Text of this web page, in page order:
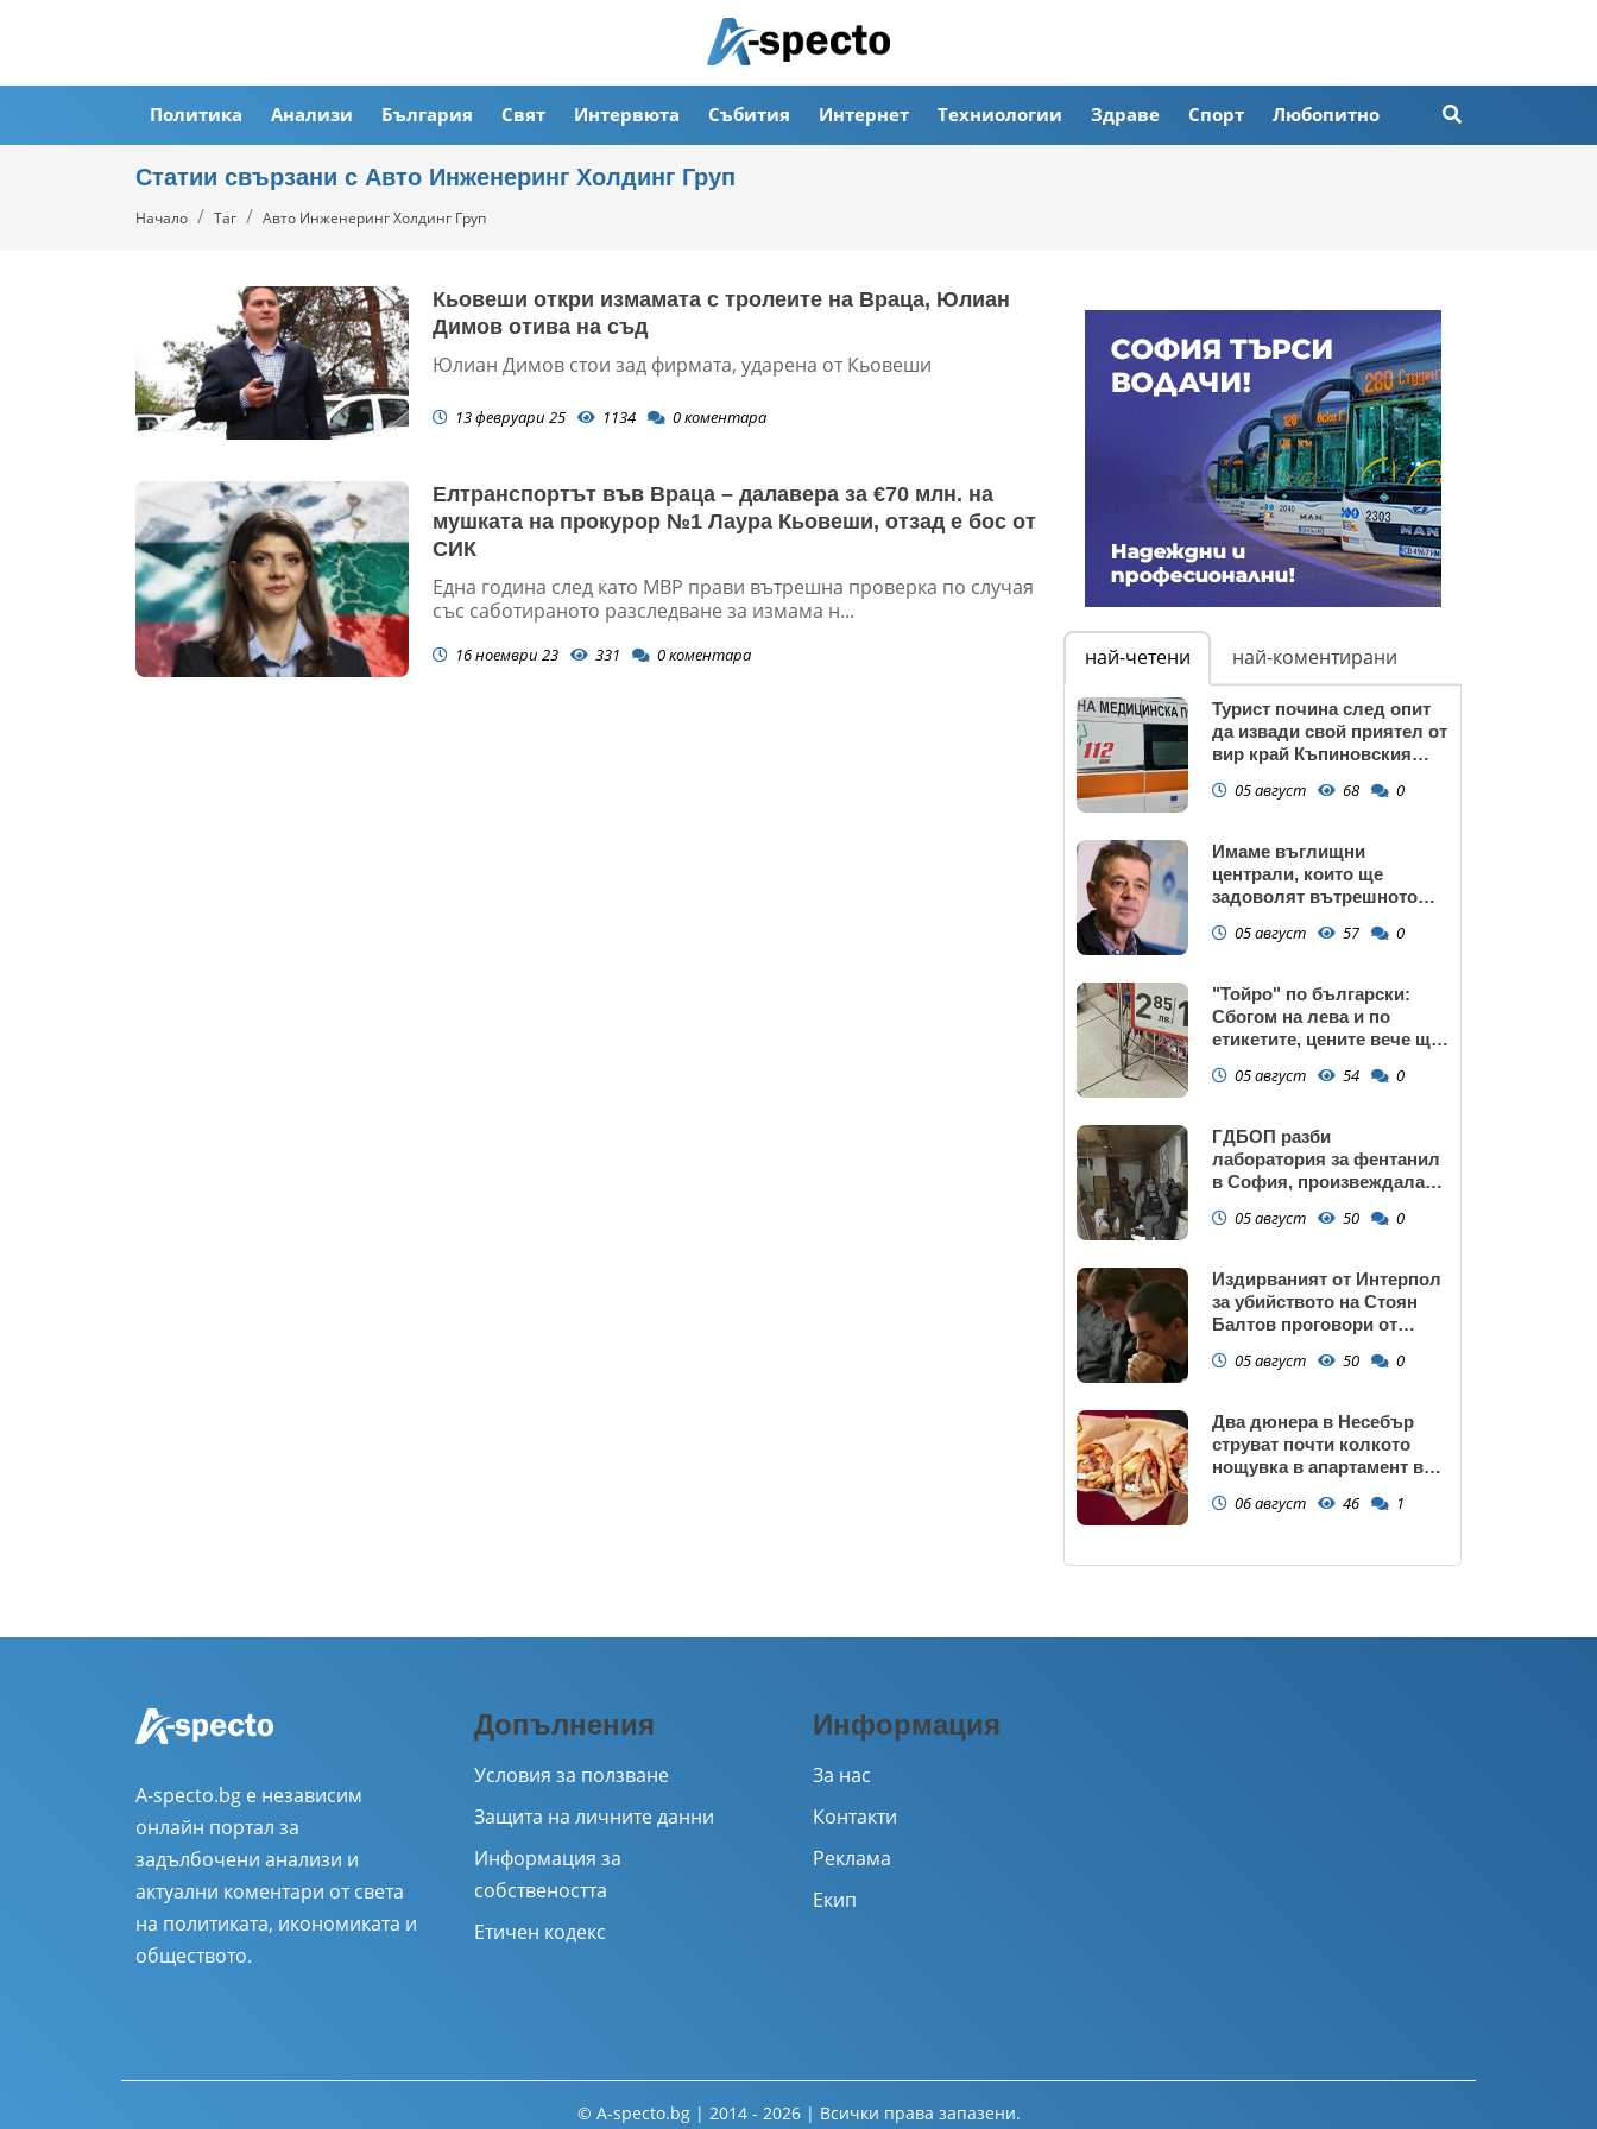
Политика Анализи България Свят Интервюта Събития Интернет Техниологии Здраве Спорт Любопитно
Статии свързани с Авто Инженеринг Холдинг Груп
Начало Таг Авто Инженеринг Холдинг Груп
Кьовеши откри измамата с тролеите на Враца, Юлиан
Димов отива на съд
Юлиан Димов стои зад фирмата, ударена от Кьовеши
13 февруари 25 1134 0коментара
Елтранспортът във Враца – далавера за €70 млн. на
мушката на прокурор №1 Лаура Кьовеши, отзад е бос от
СИК
Една година след като МВР прави вътрешна проверка по случая
със саботираното разследване за измама н...
16 ноември 23 331 0коментара най-четени най-коментирани
Турист почина след опит
да извади свой приятел от
вир край Къпиновския
05 август 68 0
Имаме въглищни
централи, които ще
задоволят вътрешното
05 август 57 0
"Тойро" по български:
Сбогом на лева и по
етикетите, цените вече ще
05 август 54 0
ГДБОП разби
лаборатория за фентанил
в София, произвеждала
(снимки)
05 август 50 0
Издирваният от Интерпол
за убийството на Стоян
Балтов проговори от
05 август 50 0
Два дюнера в Несебър
струват почти колкото
нощувка в апартамент в
06 август 46 1
A-specto.bg е независим
онлайн портал за
задълбочени анализи и
актуални коментари от света
на политиката, икономиката и
обществото.
Допълнения
Условия за ползване
Защита на личните данни
Информация за
собствеността
Етичен кодекс
Информация
За нас
Контакти
Реклама
Екип
© A-specto.bg | 2014 - 2026 | Всички права запазени.